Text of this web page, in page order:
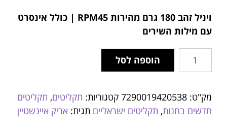
ויניל זהב 180 גרם מהירות RPM45 | כולל אינסרט
עם מילות השירים
הוספה לסל
מק"ט: 7290019420538 קטגוריות: תקליטים, תקליטים
חדשים בחנות, תקליטים ישראליים תגית: אריק איינשטיין